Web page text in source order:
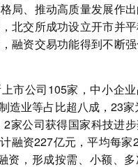
局、推动高质量发展作
北交所成功设立开市并
融资交易功能得到不断
市公司105家，中小企
造业等占比超八成，23家
2家公司获得国家科技进
融资227亿元，平均每家
资，形成按需、小额、